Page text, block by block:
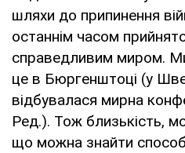
шляхи до припинення
останнім часом
справедливим миром.
це в Бюргенштоці (у
відбувалася мирна
Ред.). Тож близькість,
що можна знайти